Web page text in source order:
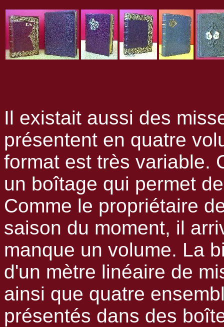
Il existait aussi des
présentent en quatre
format est très variable.
un boîtage qui permet
Comme le propriétaire
saison du moment, il
manque un volume. La
d'un mètre linéaire de
ainsi que quatre
présentés dans des